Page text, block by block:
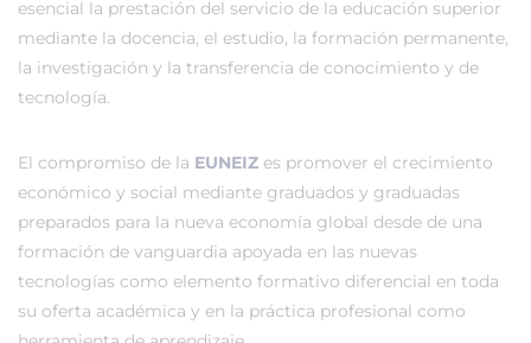
esencial la prestación del servicio de la educación superior
mediante la docencia, el estudio, la formación permanente,
la investigación y la transferencia de conocimiento y de
tecnología.
El compromiso de la EUNEIZ es promover el crecimiento
económico y social mediante graduados y graduadas
preparados para la nueva economía global desde de una
formación de vanguardia apoyada en las nuevas
tecnologías como elemento formativo diferencial en toda
su oferta académica y en la práctica profesional como